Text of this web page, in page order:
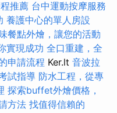
推薦 台中運動按摩服務
養護中心的單人房設
餐點外燴，讓您的活動
實現成功 全口重建，全
申請流程 Ker.lt 音波拉
試指導 防水工程，從專
探索buffet外燴價格，
方法 找值得信賴的